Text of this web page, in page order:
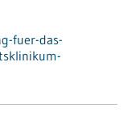
fuer-das-